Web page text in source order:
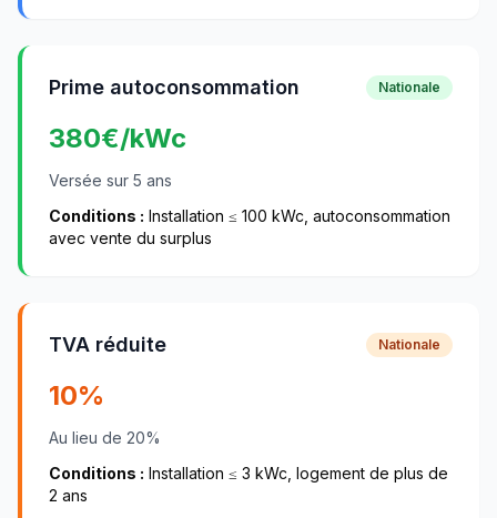
Prime autoconsommation Nationale
380€/kWc
Versée sur 5 ans
Conditions : Installation ≤ 100 kWc, autoconsommation
avec vente du surplus
TVA réduite Nationale
10%
Au lieu de 20%
Conditions : Installation ≤ 3 kWc, logement de plus de
2 ans